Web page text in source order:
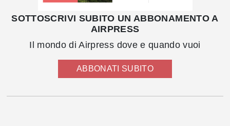
SOTTOSCRIVI SUBITO UN ABBONAMENTO A
AIRPRESS
Il mondo di Airpress dove e quando vuoi
ABBONATI SUBITO